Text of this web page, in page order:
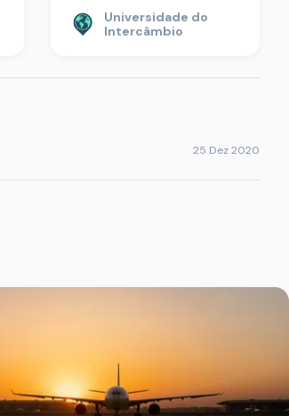
Universidade do
Intercâmbio
25 Dez 2020